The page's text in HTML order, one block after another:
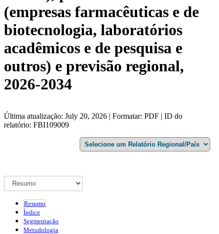
(empresas farmacêuticas e de
biotecnologia, laboratórios
acadêmicos e de pesquisa e
outros) e previsão regional,
2026-2034
Última atualização: July 20, 2026 | Formatar: PDF | ID do
relatório: FBI109009
Resumo
Índice
Segmentação
Metodologia